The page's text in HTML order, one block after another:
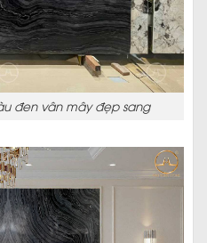
đen vân mây đẹp sang